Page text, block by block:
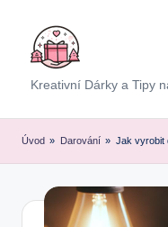
content
E
x
p
e
Kreativní Dárky a Tipy
Úvod » Darování » Jak vyrobit